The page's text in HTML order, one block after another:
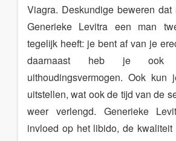
Viagra. Deskundige beweren
Generieke Levitra een man
tegelijk heeft: je bent af van je
daarnaast heb je ook
uithoudingsvermogen. Ook kun
uitstellen, wat ook de tijd van de
weer verlengd. Generieke
invloed op het libido, de kwaliteit